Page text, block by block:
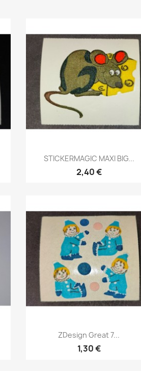
STICKERMAGIC MAXI BIG...
2,40 €
ZDesign Great 7...
1,30 €